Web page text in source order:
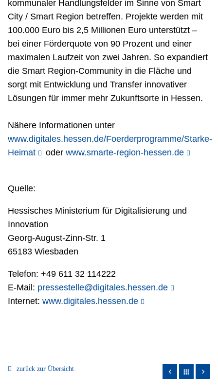
kommunaler Handlungsfelder im Sinne von Smart
City / Smart Region betreffen. Projekte werden mit
100.000 Euro bis 2,5 Millionen Euro unterstützt –
bei einer Förderquote von 90 Prozent und einer
maximalen Laufzeit von zwei Jahren. So expandiert
die Smart Region-Community in die Fläche und
sorgt mit Entwicklung und Transfer innovativer
Lösungen für immer mehr Zukunftsorte in Hessen.
Nähere Informationen unter
www.digitales.hessen.de/Foerderprogramme/Starke-
Heimat
oder www.smarte-region-hessen.de
Quelle:
Hessisches Ministerium für Digitalisierung und
Innovation
Georg-August-Zinn-Str. 1
65183 Wiesbaden
Telefon: +49 611 32 114222
E-Mail: pressestelle@digitales.hessen.de
Internet: www.digitales.hessen.de
zurück zur Übersicht apps